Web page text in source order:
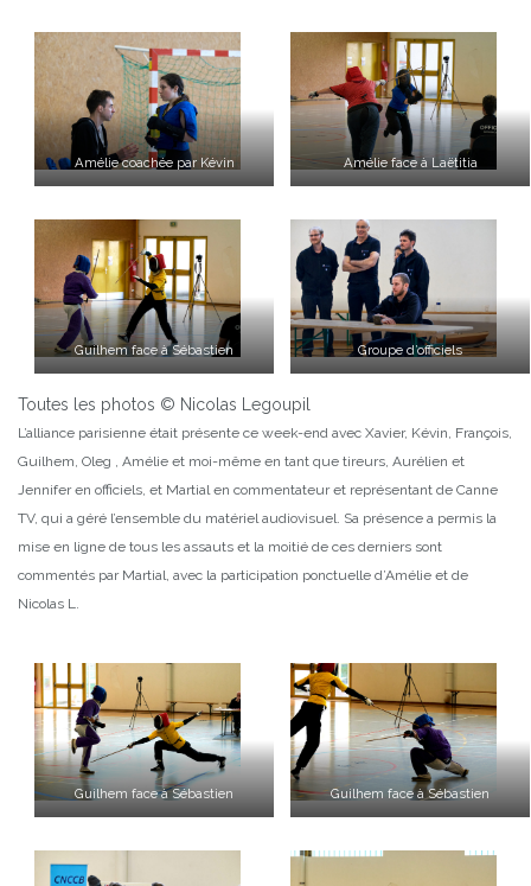
Amélie coachée par Kévin Amélie face à Laëtitia
Guilhem face à Sébastien Groupe d’officiels
Toutes les photos © Nicolas Legoupil
L’alliance parisienne était présente ce week-end avec Xavier, Kévin, François,
Guilhem, Oleg , Amélie et moi-même en tant que tireurs, Aurélien et
Jennifer en officiels, et Martial en commentateur et représentant de Canne
TV, qui a géré l’ensemble du matériel audiovisuel. Sa présence a permis la
mise en ligne de tous les assauts et la moitié de ces derniers sont
commentés par Martial, avec la participation ponctuelle d’Amélie et de
Nicolas L.
Guilhem face à Sébastien Guilhem face à Sébastien